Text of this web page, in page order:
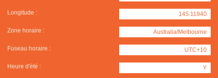
Longitude : 145.11940
Zone horaire : Australia/Melbourne
Fuseau horaire : UTC+10
Heure d'été : Y